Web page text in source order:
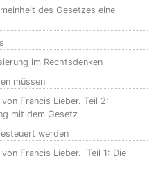
des Gesetzes eine
im Rechtsdenken
müssen
Francis Lieber. Teil 2:
mit dem Gesetz
werden
Francis Lieber. Teil 1: Die